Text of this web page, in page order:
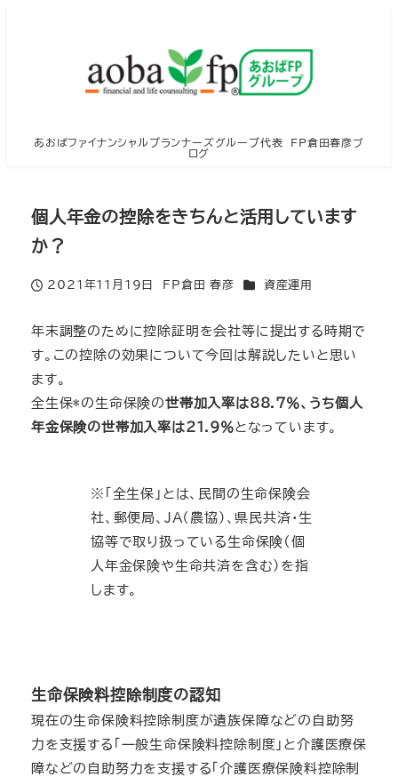
あおばファイナンシャルプランナーズグループ代表 FP倉田春彦ブ
ログ
個人年金の控除をきちんと活用しています
か？
投稿日
2021年11月19日 FP倉田 春彦 カテゴリー
資産運用
年末調整のために控除証明を会社等に提出する時期で
す。この控除の効果について今回は解説したいと思い
ます。
全生保*の生命保険の世帯加入率は88.7％、うち個人
年金保険の世帯加入率は21.9％となっています。
※「全生保」とは、民間の生命保険会
社、郵便局、JA（農協）、県民共済・生
協等で取り扱っている生命保険（個
人年金保険や生命共済を含む）を指
します。
生命保険料控除制度の認知
現在の生命保険料控除制度が遺族保障などの自助努
力を支援する「一般生命保険料控除制度」と介護医療保
障などの自助努力を支援する「介護医療保険料控除制